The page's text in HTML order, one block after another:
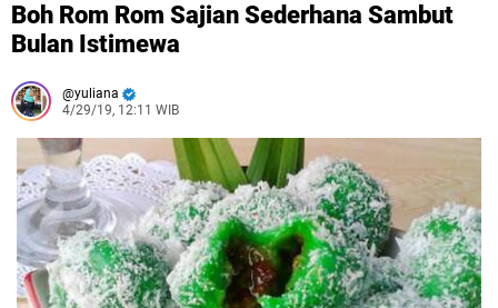
Boh Rom Rom Sajian Sederhana Sambut
Bulan Istimewa
yuliana
4/29/19, 12:11 WIB